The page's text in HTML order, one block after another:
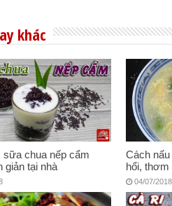
khác
sữa chua nếp cẩm
giản tại nhà
Cách
hổi, thơm
04/07/2018